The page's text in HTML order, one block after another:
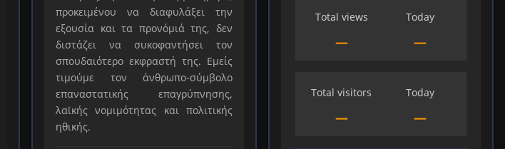
προκειμένου να διαφυλάξει την
εξουσία και τα προνόμιά της, δεν
διστάζει να συκοφαντήσει τον
σπουδαιότερο εκφραστή της. Εμείς
τιμούμε τον άνθρωπο-σύμβολο
επαναστατικής επαγρύπνησης,
λαϊκής νομιμότητας και πολιτικής
ηθικής.
Total views
—
Today
—
Total visitors
—
Today
—